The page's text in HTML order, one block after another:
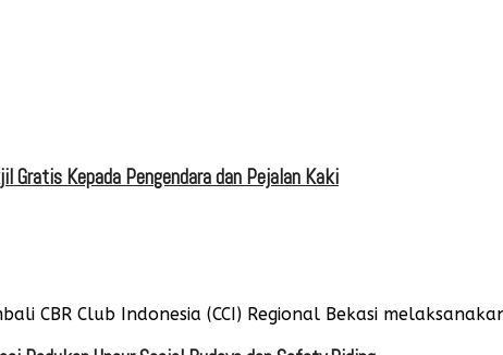
Gratis Kepada Pengendara dan Pejalan Kaki
CBR Club Indonesia (CCI) Regional Bekasi